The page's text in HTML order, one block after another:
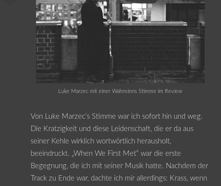
Luke Marzec mit einer Wahnsinns Stimme im Review
Von Luke Marzec’s Stimme war ich sofort hin und weg.
Die Kratzigkeit und diese Leidenschaft, die er da aus
seiner Kehle wirklich wortwörtlich herausholt,
beeindruckt. „When We First Met“ war die erste
Begegnung, die ich mit seiner Musik hatte. Nachdem der
Track zu Ende war, dachte ich mir allerdings: Krass, wenn